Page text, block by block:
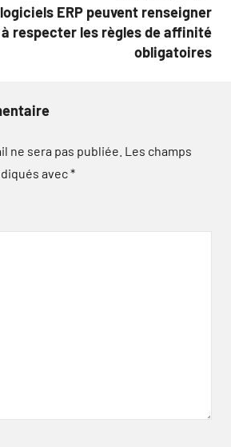
ERP peuvent renseigner
respecter les règles de affinité
obligatoires
ne sera pas publiée. Les champs
avec*